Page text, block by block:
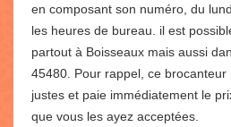
en composant son numéro, du
les heures de bureau. il est
partout à Boisseaux mais aussi
45480. Pour rappel, ce
justes et paie immédiatement le
que vous les ayez acceptées.